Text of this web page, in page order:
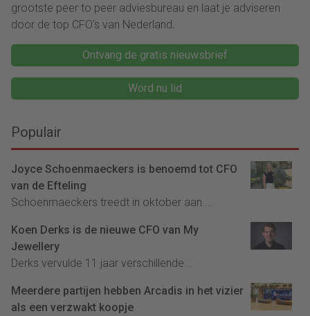
grootste peer to peer adviesbureau en laat je adviseren
door de top CFO's van Nederland.
Ontvang de gratis nieuwsbrief
Word nu lid
Populair
Joyce Schoenmaeckers is benoemd tot CFO
van de Efteling
Schoenmaeckers treedt in oktober aan....
Koen Derks is de nieuwe CFO van My
Jewellery
Derks vervulde 11 jaar verschillende...
Meerdere partijen hebben Arcadis in het vizier
als een verzwakt koopje